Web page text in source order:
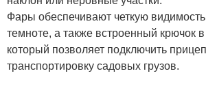
Фары обеспечивают четкую
темноте, а также встроенный крючок в
который позволяет подключить
транспортировку садовых грузов.